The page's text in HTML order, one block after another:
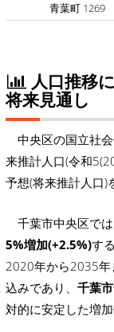
青葉町 1269
人口推移
将来見通し
中央区の国立社
来推計人口(令和
予想(将来推計人口)
千葉市中央区で
5%増加(+2.5%)す
2020年から2035年
込みであり、 千葉
対的に安定した増加